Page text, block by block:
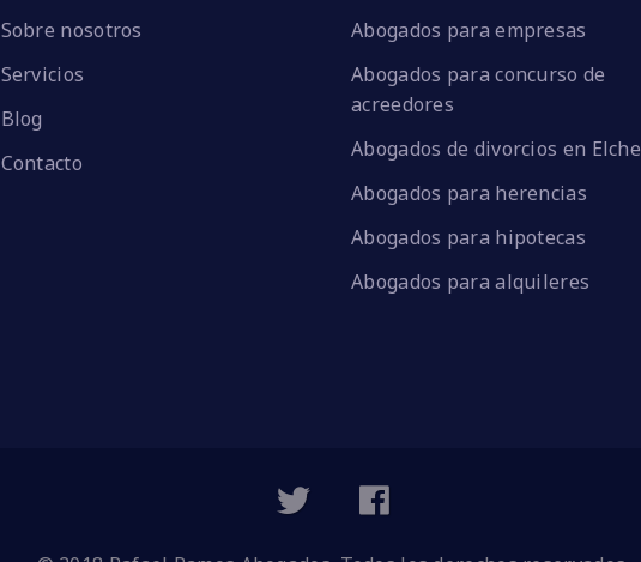
Sobre nosotros
Servicios
Blog
Contacto
Abogados para empresas
Abogados para concurso de
acreedores
Abogados de divorcios en Elche
Abogados para herencias
Abogados para hipotecas
Abogados para alquileres